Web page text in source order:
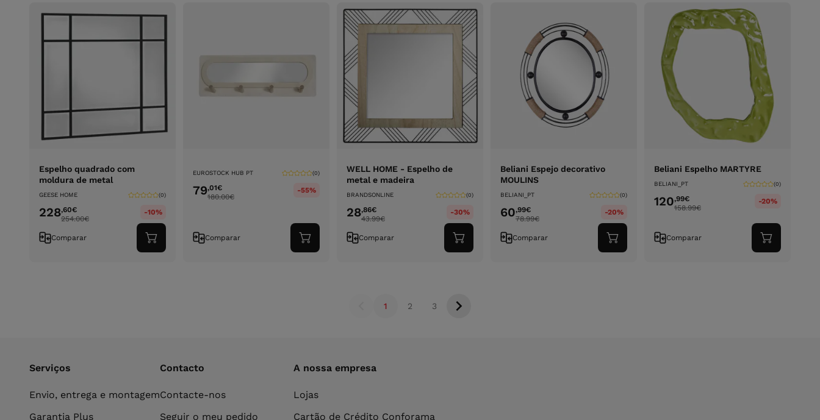
Espelho quadrado com
moldura de metal
GEESE HOME (0)
228,60€
254.00€
-10%
Comparar
Adicionar
ao
EUROSTOCK HUB PT (0)
79,01€
180.00€
-55%
Comparar
Adicionar
ao
WELL HOME - Espelho de
metal e madeira
BRANDSONLINE (0)
28,86€
43.99€
-30%
Comparar
Adicionar
ao
Beliani Espejo decorativo
MOULINS
BELIANI_PT (0)
60,99€
78.99€
-20%
Comparar
Adicionar
ao
Beliani Espelho MARTYRE
BELIANI_PT (0)
120,99€
158.99€
-20%
Comparar
Adicionar
ao
1 2 3
Serviços
Envio, entrega e montagem
Garantia Plus
Contacto
Contacte-nos
Seguir o meu pedido
A nossa empresa
Lojas
Cartão de Crédito Conforama